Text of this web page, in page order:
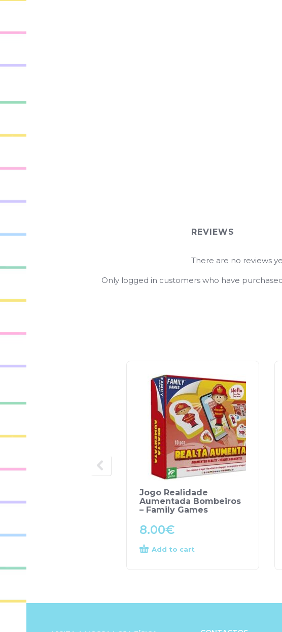
REVIEWS
There are no reviews
Only logged in customers who have
Jogo Realidade
Aumentada Bombeiros
– Family Games
8.00€
Add to cart